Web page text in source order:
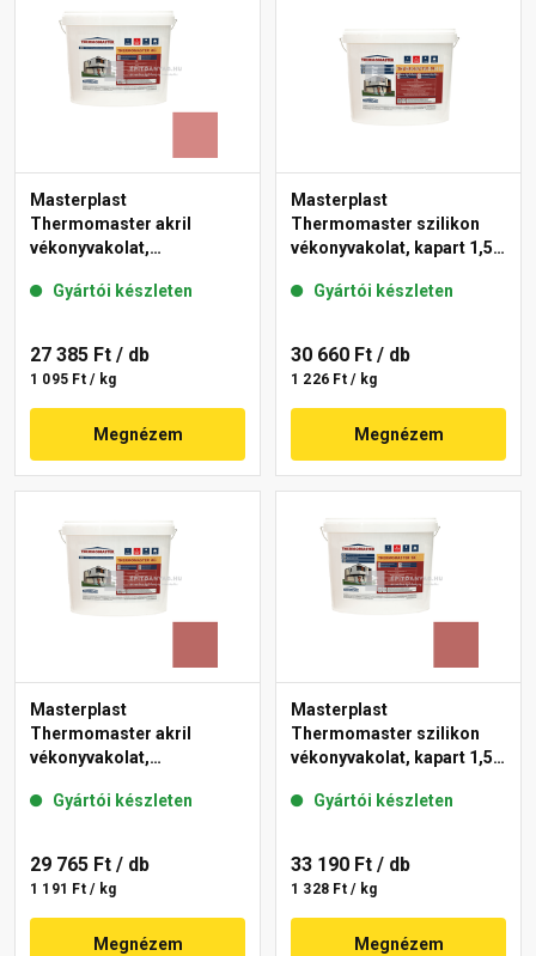
Masterplast
Thermomaster akril
vékonyvakolat,
21-D 25 kg
Gyártói készleten
27 385 Ft / db
1 095 Ft / kg
Megnézem
Masterplast
Thermomaster szilikon
vékonyvakolat, kapart 1,5
Gyártói készleten
30 660 Ft / db
1 226 Ft / kg
Megnézem
Masterplast
Thermomaster akril
vékonyvakolat,
21-C 25 kg
Gyártói készleten
29 765 Ft / db
1 191 Ft / kg
Megnézem
Masterplast
Thermomaster szilikon
vékonyvakolat, kapart 1,5
Gyártói készleten
33 190 Ft / db
1 328 Ft / kg
Megnézem